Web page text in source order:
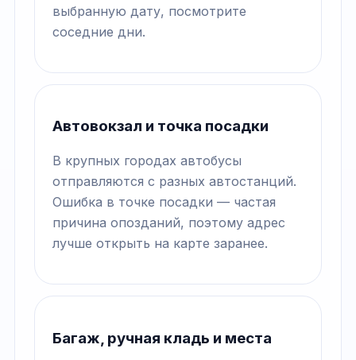
выбранную дату, посмотрите
соседние дни.
Автовокзал и точка посадки
В крупных городах автобусы
отправляются с разных автостанций.
Ошибка в точке посадки — частая
причина опозданий, поэтому адрес
лучше открыть на карте заранее.
Багаж, ручная кладь и места